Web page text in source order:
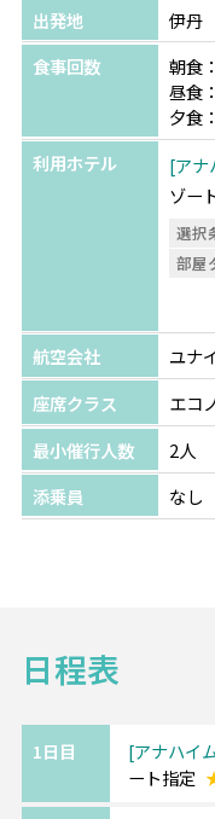
※テーマ・パークチ
詳細はお問合せくだ
出発地
伊丹
食事回数
朝食
昼食
夕食
利用ホテル
アナ
ゾー
選択
部屋
部
航空会社
ユナ
座席クラス
エコ
最小催行人数
2人
添乗員
なし
日程表
1日目 アナハイ
ート指定